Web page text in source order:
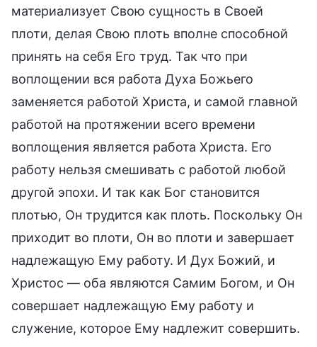
материализует Свою сущность в Своей
плоти, делая Свою плоть вполне способной
принять на себя Его труд. Так что при
воплощении вся работа Духа Божьего
заменяется работой Христа, и самой главной
работой на протяжении всего времени
воплощения является работа Христа. Его
работу нельзя смешивать с работой любой
другой эпохи. И так как Бог становится
плотью, Он трудится как плоть. Поскольку Он
приходит во плоти, Он во плоти и завершает
надлежащую Ему работу. И Дух Божий, и
Христос — оба являются Самим Богом, и Он
совершает надлежащую Ему работу и
служение, которое Ему надлежит совершить.